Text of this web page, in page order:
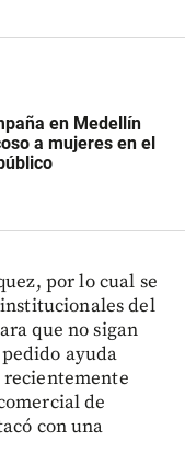
en Medellín
a mujeres en el
por lo cual se
del
que no sigan
ayuda
recientemente
de
con una